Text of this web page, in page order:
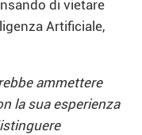
di vietare
Artificiale,
ammettere
la sua esperienza